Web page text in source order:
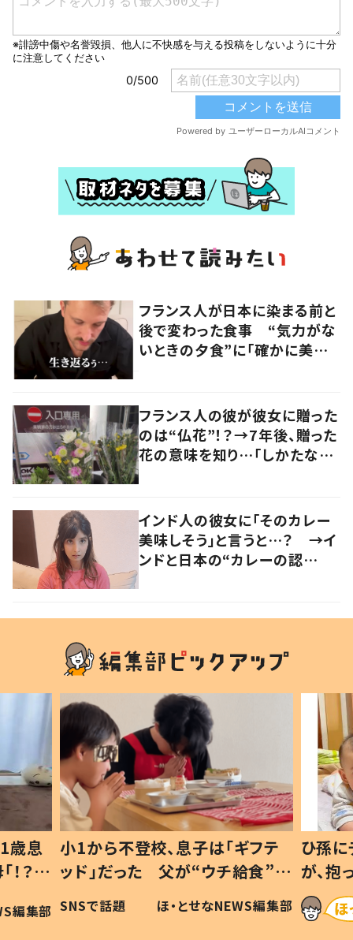
フランス人が日本に染まる前と
後で変わった食事 “気力がな
いときの夕食”に「確かに美味
フランス人の彼が彼女に贈った
のは“仏花”！？→7年後、贈った
花の意味を知り…「しかたな
インド人の彼女に「そのカレー
美味しそう」と言うと…？ →イ
ンドと日本の“カレーの認
歳息
？」
編集部
小1から不登校、息子は「ギフテ
ッド」だった 父が“ウチ給食”を
作り続ける理由とは #令和の親
#令和の子
SNSで話題 ほ・とせなNEWS編集部
ひ孫
が、
「涙が
い」